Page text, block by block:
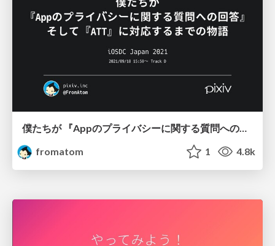
僕たちが 『Appのプライバシーに関する質問への回答』 そして『ATT』に対応するまでの物語 / iOSDC Japan 2021
fromatom
1 4.8k